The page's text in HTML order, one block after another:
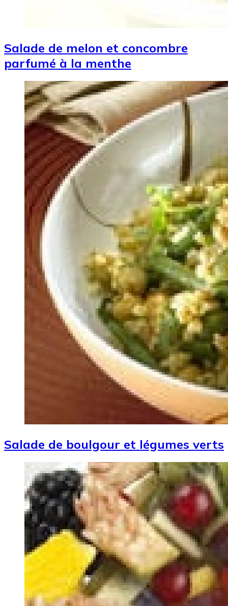
Salade de melon et concombre
parfumé à la menthe
Image
Salade de boulgour et légumes verts